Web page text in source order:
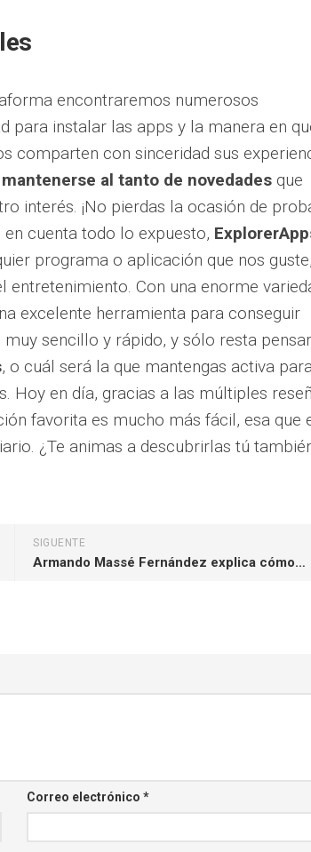
encontraremos numerosos
para instalar las apps y la manera en
comparten con sinceridad sus
al tanto de novedades que
interés. ¡No pierdas la ocasión de
cuenta todo lo expuesto,
programa o aplicación que nos
Con una enorme
excelente herramienta para conseguir
sencillo y rápido, y sólo resta pensar
, o cuál será la que mantengas activa
Hoy en día, gracias a las múltiples
favorita es mucho más fácil, esa que
¿Te animas a descubrirlas tú
SIGUENTE
Armando Massé Fernández explica cómo Apdayc protege la obra de los músicos nacionales
Correo electrónico *